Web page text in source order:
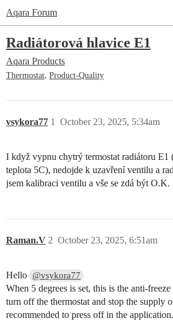
Aqara Forum
Radiátorová hlavice E1
Aqara Products
Thermostat, Product-Quality
vsykora77 October 23, 2025, 5:34am
1
I když vypnu chytrý termostat radiátoru E1
teplota 5C), nedojde k uzavření ventilu a
jsem kalibraci ventilu a vše se zdá být O.K.
Raman.V October 23, 2025, 6:51am
2
Hello @vsykora77
When 5 degrees is set, this is the anti-
turn off the thermostat and stop the supply
recommended to press off in the application.